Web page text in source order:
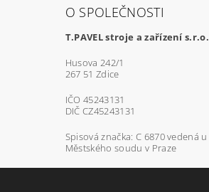
O SPOLEČNOSTI
T.PAVEL stroje a zařízení s.r.o.
Husova 242/1
267 51 Zdice
IČO 45243131
DIČ CZ45243131
Spisová značka: C 6870 vedená u
Městského soudu v Praze